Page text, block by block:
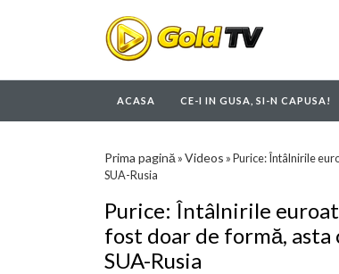
ACASA CE-I IN GUSA, SI-N CAPUSA!
Prima pagină »Videos »Purice: Întâlnirile
SUA-Rusia
Purice: Întâlnirile
fost doar de formă,
SUA-Rusia